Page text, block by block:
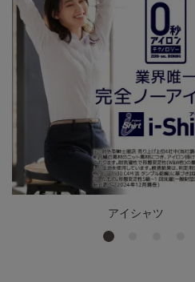
アイシャツ